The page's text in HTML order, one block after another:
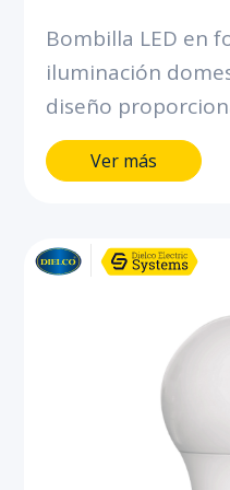
Bombilla LED en
iluminación
diseño proporciona una
iluminación
90% de energía
Ver más